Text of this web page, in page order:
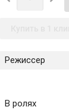
Режиссер
В ролях